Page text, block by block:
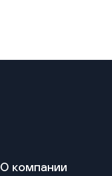
О компании